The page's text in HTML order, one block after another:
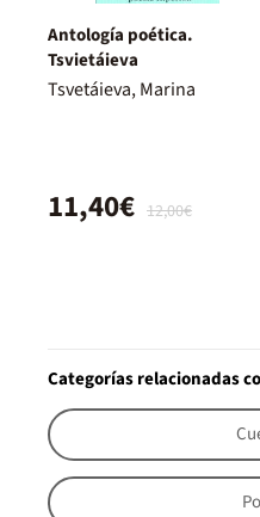
Antología poética.
Tsvietáieva
Tsvetáieva, Marina
12,00€
11,40€
Categorías relacionadas